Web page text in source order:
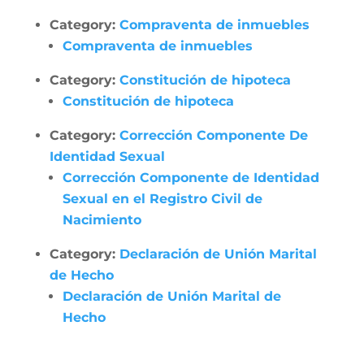
Category: Compraventa de inmuebles
Compraventa de inmuebles
Category: Constitución de hipoteca
Constitución de hipoteca
Category: Corrección Componente De
Identidad Sexual
Corrección Componente de Identidad
Sexual en el Registro Civil de
Nacimiento
Category: Declaración de Unión Marital
de Hecho
Declaración de Unión Marital de
Hecho